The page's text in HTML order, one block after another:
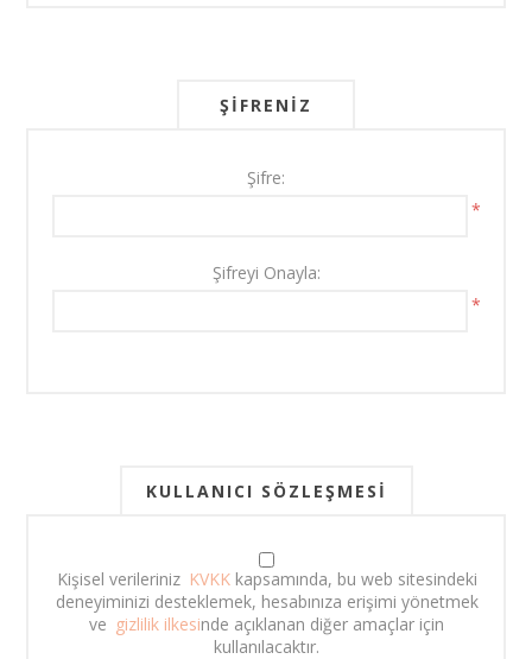
ŞIFRENIZ
Şifre:
*
Şifreyi Onayla:
*
KULLANICI SÖZLEŞMESI
Kişisel verileriniz KVKK kapsamında, bu web sitesindeki
deneyiminizi desteklemek, hesabınıza erişimi yönetmek
ve gizlilik ilkesinde açıklanan diğer amaçlar için
kullanılacaktır.